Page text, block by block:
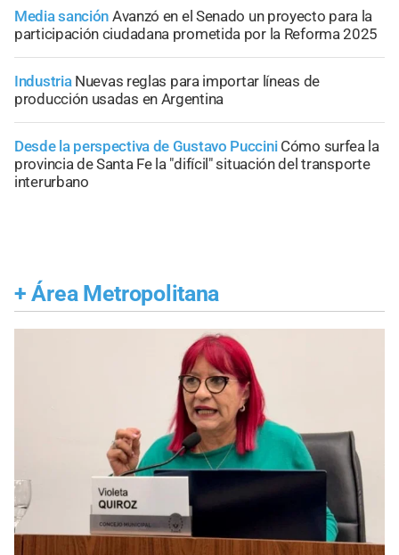
Media sanción Avanzó en el Senado un proyecto para la
participación ciudadana prometida por la Reforma 2025
Industria Nuevas reglas para importar líneas de
producción usadas en Argentina
Desde la perspectiva de Gustavo Puccini Cómo surfea la
provincia de Santa Fe la "difícil" situación del transporte
interurbano
+ Área Metropolitana